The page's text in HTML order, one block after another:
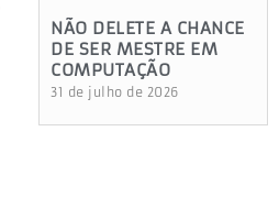
NÃO DELETE A CHANCE
DE SER MESTRE EM
COMPUTAÇÃO
31 de julho de 2026